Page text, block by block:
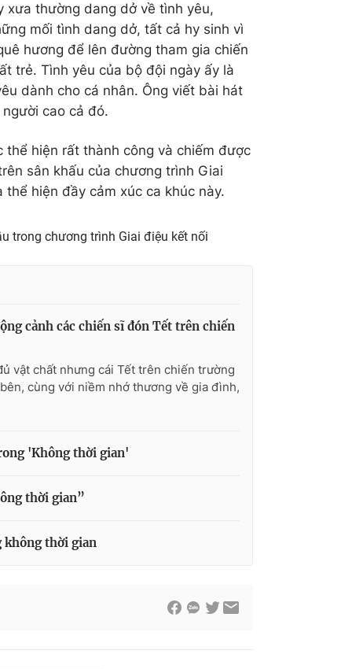
xưa thường dang dở về tình yêu,
mối tình dang dở, tất cả hy sinh vì
hương để lên đường tham gia chiến
trẻ. Tình yêu của bộ đội ngày ấy là
dành cho cá nhân. Ông viết bài hát
cao cả đó.
hiện rất thành công và chiếm được
sân khấu của chương trình Giai
hiện đầy cảm xúc ca khúc này.
trong chương trình Giai điệu kết nối
cảnh các chiến sĩ đón Tết trên chiến
vật chất nhưng cái Tết trên chiến trường
cùng với niềm nhớ thương về gia đình,
'Không thời gian'
thời gian”
không thời gian